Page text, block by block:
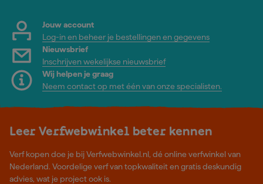
Jouw account
Log-in en beheer je bestellingen en gegevens
Nieuwsbrief
Inschrijven wekelijkse nieuwsbrief
Wij helpen je graag
Neem contact op met één van onze specialisten.
Leer Verfwebwinkel beter kennen
Verf kopen doe je bij Verfwebwinkel.nl, dé online verfwinkel van
Nederland. Voordelige verf van topkwaliteit en gratis deskundig
advies, wat je project ook is.